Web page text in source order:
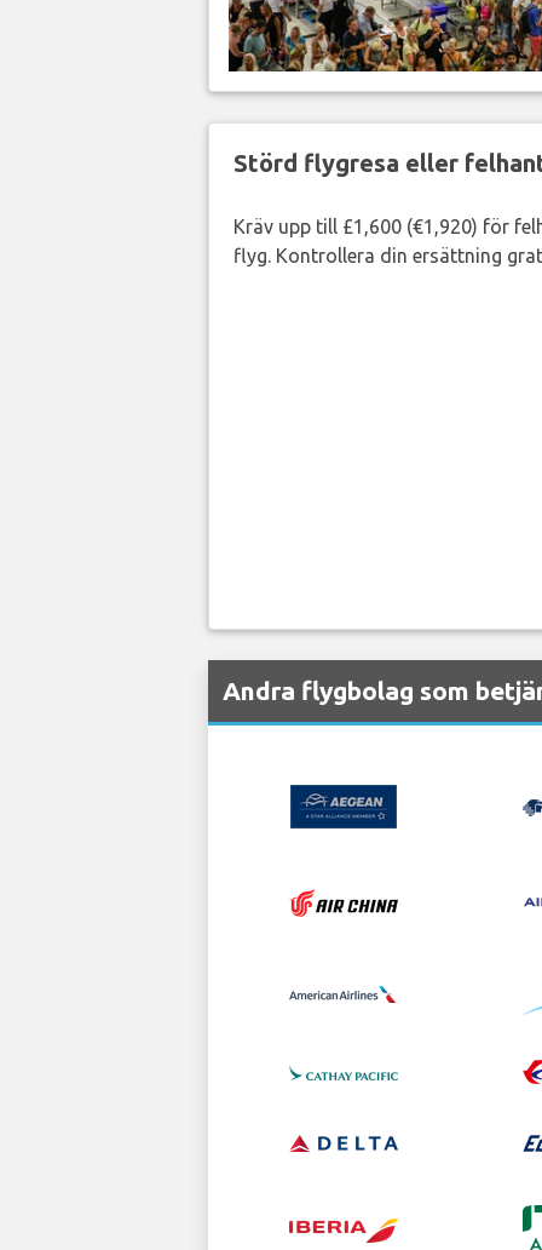
Störd flygresa eller
Kräv upp till £1,600 (€1,920) för
flyg. Kontrollera din ersättning
Andra flygbolag som